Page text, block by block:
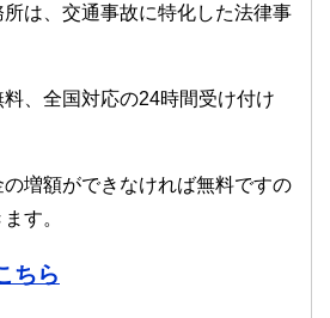
は、交通事故に特化した法律事
、全国対応の24時間受け付け
増額ができなければ無料ですの
す。
ちら